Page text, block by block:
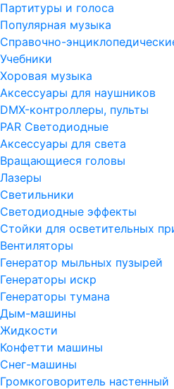
Партитуры и голоса
Популярная музыка
Справочно-
Учебники
Хоровая музыка
Аксессуары для наушников
DMX-контроллеры, пульты
PAR Светодиодные
Аксессуары для света
Вращающиеся головы
Лазеры
Светильники
Светодиодные эффекты
Стойки для осветительных
Вентиляторы
Генератор мыльных пузырей
Генераторы искр
Генераторы тумана
Дым-машины
Жидкости
Конфетти машины
Снег-машины
Громкоговоритель настенный